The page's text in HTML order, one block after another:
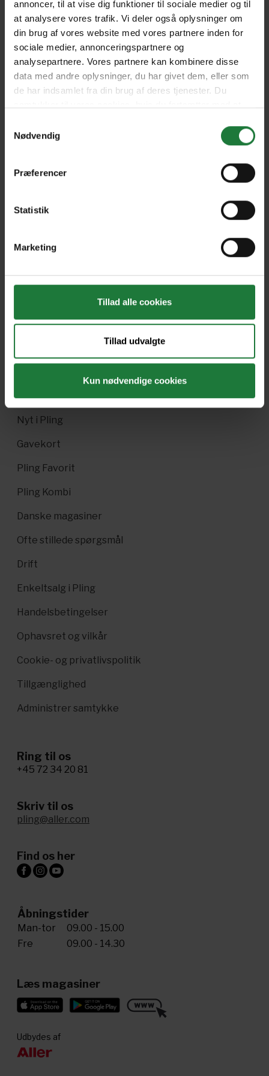
annoncer, til at vise dig funktioner til sociale medier og til
at analysere vores trafik. Vi deler også oplysninger om
din brug af vores website med vores partnere inden for
sociale medier, annonceringspartnere og
analysepartnere. Vores partnere kan kombinere disse
data med andre oplysninger, du har givet dem, eller som
de har indsamlet fra din brug af deres tjenester. Du
Nødvendig
Præferencer
Statistik
Marketing
Tillad alle cookies
Tillad udvalgte
Kun nødvendige cookies
Issue 33 -
September/November 2021
Issue 32 - May/July 2021
Issue 31 - February/April
2021
Issue 30 - No.4/2020
Issue 26 - No.4/2019
Issue 25 - No.3/2019 Issue 24 - No.2/2019
Nyt i Pling
Gavekort
Pling Favorit
Pling Kombi
Danske magasiner
Ofte stillede spørgsmål
Drift
Enkeltsalg i Pling
Handelsbetingelser
Ophavsret og vilkår
Cookie- og privatlivspolitik
Tillgænglighed
Administrer samtykke
Ring til os
+45 72 34 20 81
Skriv til os
pling@aller.com
Find os her
Åbningstider
Man-tor
09.00 - 15.00
Fre
09.00 - 14.30
Læs magasiner
Udbydes af